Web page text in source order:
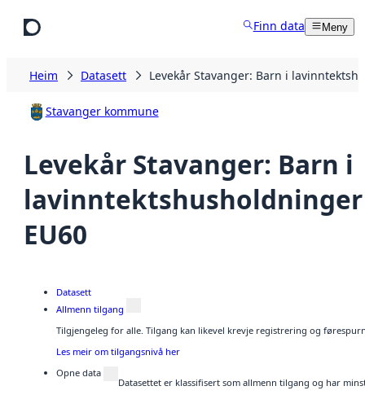
Finn data Meny
Heim Datasett Levekår Stavanger: Barn i
Stavanger kommune
Levekår Stavanger: Barn i
lavinntektshusholdninger
EU60
Datasett
Allmenn tilgang
Tilgjengeleg for alle. Tilgang kan likevel krevje registrering og
Les meir om tilgangsnivå her
Opne data
Datasettet er klassifisert som allmenn tilgang og har